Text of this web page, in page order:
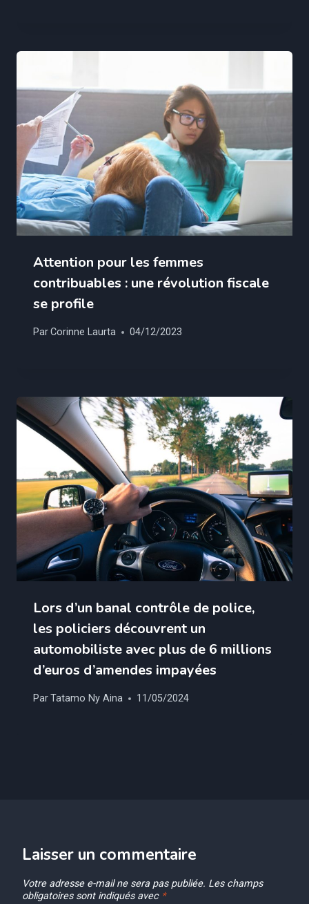
Attention pour les femmes
contribuables : une révolution fiscale
se profile
ParCorinne Laurta 04/12/2023
Lors d’un banal contrôle de police,
les policiers découvrent un
automobiliste avec plus de 6 millions
d’euros d’amendes impayées
ParTatamo Ny Aina 11/05/2024
Laisser un commentaire
Votre adresse e-mail ne sera pas publiée. Les champs
obligatoires sont indiqués avec *